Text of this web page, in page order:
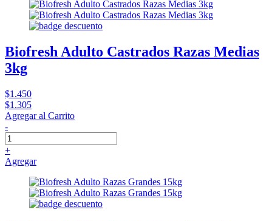
Biofresh Adulto Castrados Razas Medias
3kg
$1.450
$1.305
Agregar al Carrito
-
+
Agregar